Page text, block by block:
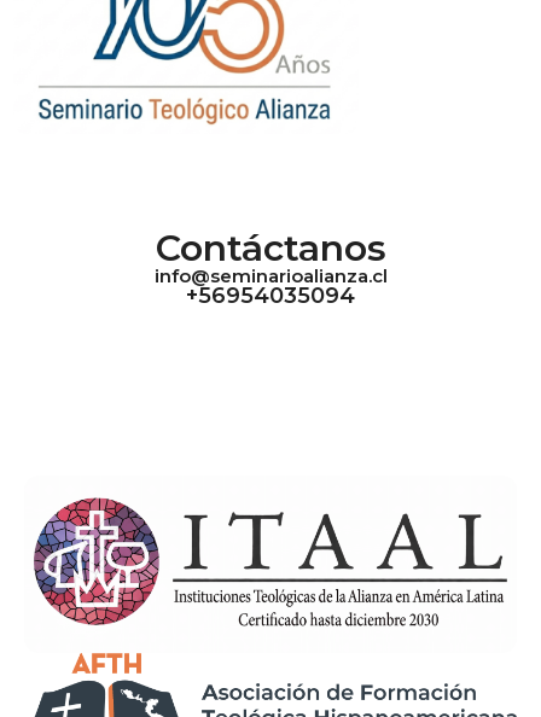
Contáctanos
info@seminarioalianza.cl
+56954035094